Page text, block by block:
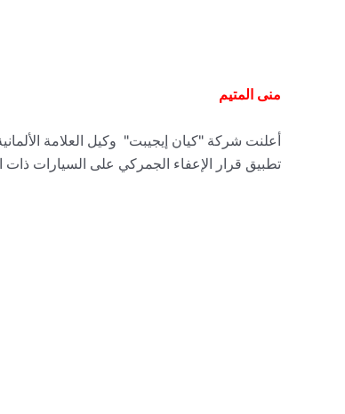
منى المتيم
أعلنت شركة "كيان إيجيبت" وكيل العلامة
تطبيق قرار الإعفاء الجمركي على السيارات ذات المنشأ